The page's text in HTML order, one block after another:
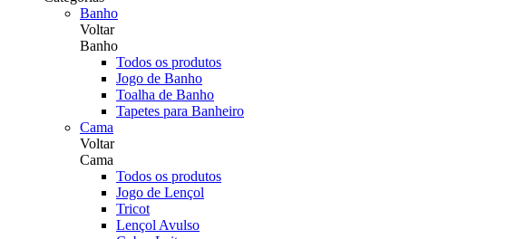
Banho
Voltar
Banho
Todos os produtos
Jogo de Banho
Toalha de Banho
Tapetes para Banheiro
Cama
Voltar
Cama
Todos os produtos
Jogo de Lençol
Tricot
Lençol Avulso